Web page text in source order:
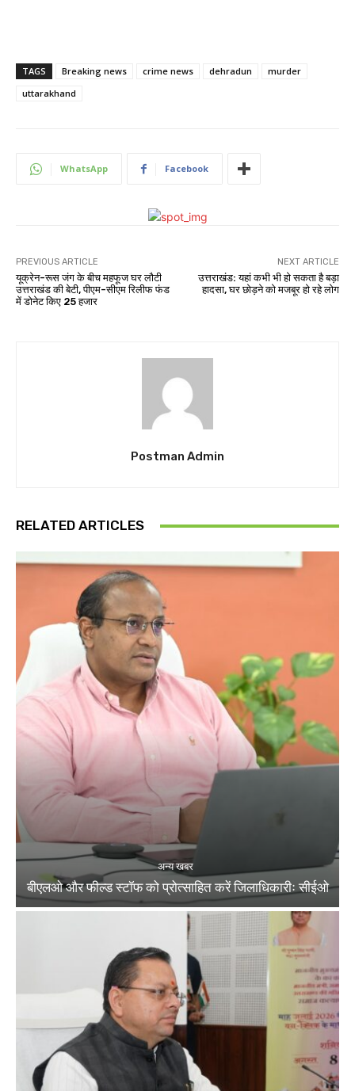
TAGS Breaking news crime news dehradun
murder
uttarakhand
WhatsApp Facebook
PREVIOUS ARTICLE
यूक्रेन-रूस जंग के बीच महफूज घर लौटी
उत्तराखंड की बेटी, पीएम-सीएम रिलीफ फंड
में डोनेट किए 25 हजार
NEXT ARTICLE
उत्तराखंड: यहां कभी भी हो सकता है बड़ा
हादसा, घर छोड़ने को मजबूर हो रहे लोग
Postman Admin
RELATED ARTICLES
अन्य खबर
बीएलओ और फील्ड स्टॉफ को प्रोत्साहित करें जिलाधिकारीः सीईओ